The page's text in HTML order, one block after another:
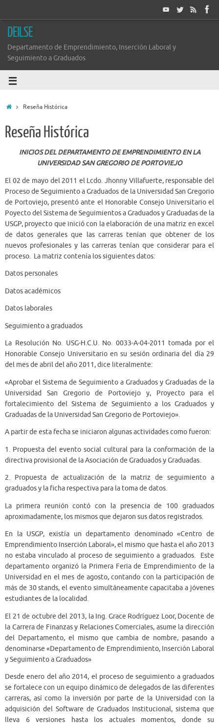
DEILSE
Departamento de Emprendimiento, Inserción Laboral y
Seguimiento a Graduados
Reseña Histórica
Reseña Histórica
INICIOS DEL DEPARTAMENTO DE EMPRENDIMIENTO EN LA
UNIVERSIDAD SAN GREGORIO DE PORTOVIEJO
El 02 de mayo del 2011 el Lcdo. Jhonny Villafuerte, responsable del
Proceso de Seguimiento a Graduados de la Universidad San Gregorio
de Portoviejo, presentó ante el Honorable Consejo Universitario el
Poyecto del Sistema de Seguimientos a Graduados y Graduadas de la
USGP, proyecto que inició con la elaboración de una matriz en excel
de datos generales que las carreras tenían que obtener de los
nuevos profesionales y las carreras tenían que considerar para el
proceso. La matriz contenía los siguientes datos:
Datos personales
Datos académicos
Datos laborales
Seguimiento a graduados
La Resolución No. USG-H.C.U. No. 0033-A-04-2011 tomada por el
Honorable Consejo Universitario en su sesión ordinaria del día 29
del mes de abril del año 2011, dice literalmente:
«Aprobar el Sistema de Seguimiento a Graduados y Graduadas de la
Universidad San Gregorio de Portoviejo y, Proyecto para el
fortalecimiento del Sistema de Seguimiento a los Graduados y
Graduadas de la Universidad San Gregorio de Portoviejo».
A partir de esta fecha se iniciaron algunas actividades como fueron:
1. Propuesta del evento social cultural para la conformación de la
directiva provisional de la Asociación de Graduados y Graduadas.
2. Propuesta de actualización de la matriz de seguimiento a
graduados y la ficha respectiva para la toma de datos.
La primera reunión contó con la presencia de 100 graduados
aproximadamente, los mismos que dejaron sus datos registrados.
En la USGP, existía un departamento denominado «Centro de
Emprendimiento Inserción Laboral», el mismo que hasta el año 2013
no estaba vinculado al proceso de seguimiento a graduados. Este
departamento organizó la Primera Feria de Emprendimiento de la
Universidad en el mes de agosto, contando con la participación de
más de 30 stands, el evento simultáneamente capacitaba a jóvenes
estudiantes de la localidad.
El 21 de octubre del 2013, la Ing. Grace Rodríguez Loor, Docente de
la Carrera de Finanzas y Relaciones Comerciales, asume la dirección
del Departamento, el mismo que cambia de nombre, pasando a
denominarse «Departamento de Emprendimiento, Inserción Laboral
y Seguimiento a Graduados»
Desde enero del año 2014, el proceso de seguimiento a graduados
se fortalece con un equipo dinámico de delegados de las diferentes
carreras, así como la inversión por parte de la Universidad con la
adquisición del Software de Graduados Institucional, sistema que
lleva 6 versiones hasta los actuales momentos, donde su